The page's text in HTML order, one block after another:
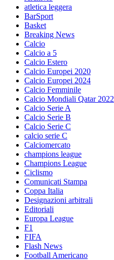
atletica leggera
BarSport
Basket
Breaking News
Calcio
Calcio a 5
Calcio Estero
Calcio Europei 2020
Calcio Europei 2024
Calcio Femminile
Calcio Mondiali Qatar 2022
Calcio Serie A
Calcio Serie B
Calcio Serie C
calcio serie C
Calciomercato
champions league
Champions League
Ciclismo
Comunicati Stampa
Coppa Italia
Designazioni arbitrali
Editoriali
Europa League
F1
FIFA
Flash News
Football Americano